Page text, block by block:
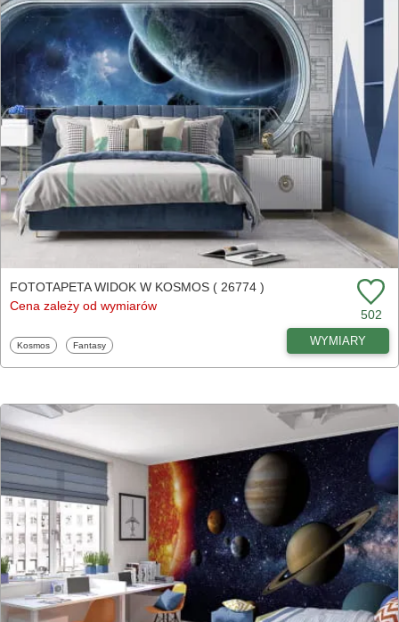
FOTOTAPETA WIDOK W KOSMOS ( 26774 )
Cena zależy od wymiarów
502
Fototapety
Kosmos Fototapety
Fantasy WYMIARY